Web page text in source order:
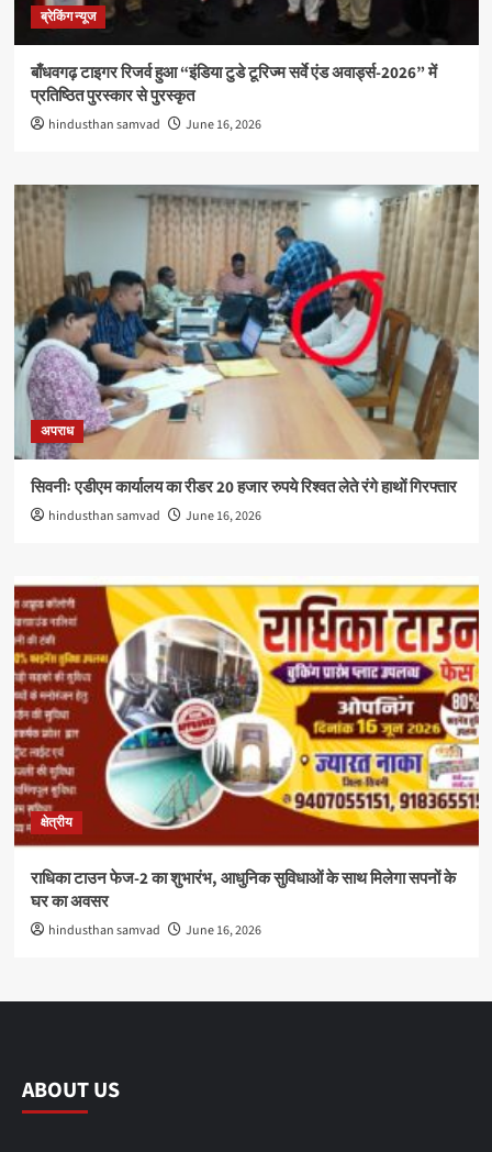
ब्रेकिंग न्यूज
बाँधवगढ़ टाइगर रिजर्व हुआ “इंडिया टुडे टूरिज्म सर्वे एंड अवार्ड्स-2026” में
प्रतिष्ठित पुरस्कार से पुरस्कृत
hindusthan samvad June 16, 2026
अपराध
सिवनीः एडीएम कार्यालय का रीडर 20 हजार रुपये रिश्वत लेते रंगे हाथों गिरफ्तार
hindusthan samvad June 16, 2026
क्षेत्रीय
राधिका टाउन फेज-2 का शुभारंभ, आधुनिक सुविधाओं के साथ मिलेगा सपनों के
घर का अवसर
hindusthan samvad June 16, 2026
ABOUT US